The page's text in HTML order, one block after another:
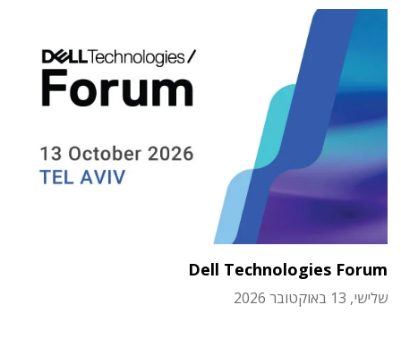
Dell Technologies Forum
שלישי, 13 באוקטובר 2026